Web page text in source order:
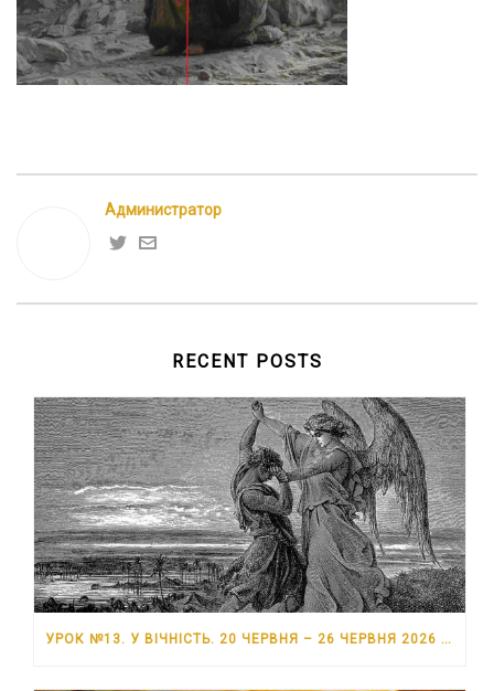
Администратор
RECENT POSTS
УРОК №13. У ВІЧНІСТЬ. 20 ЧЕРВНЯ – 26 ЧЕРВНЯ 2026 РОКУ